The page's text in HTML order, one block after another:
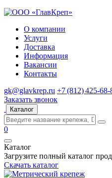
О компании
Услуги
Доставка
Информация
Вакансии
Контакты
gk@glavkrep.ru +7 (812) 425-68-
Заказать звонок
Каталог
0
Каталог
Загрузите полный каталог
Скачать каталог